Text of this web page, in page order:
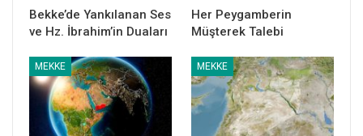
Bekke’de Yankılanan Ses
ve Hz. İbrahim’in Duaları
Her Peygamberin
Müşterek Talebi
MEKKE MEKKE